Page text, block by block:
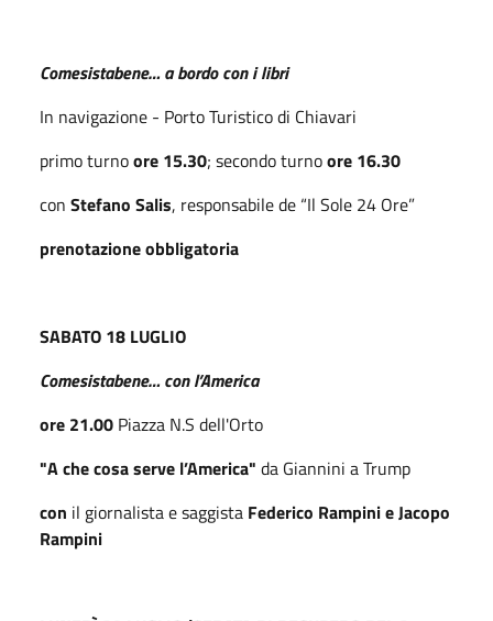
Comesistabene… a bordo con i libri
In navigazione - Porto Turistico di Chiavari
primo turnoore 15.30; secondo turnoore 16.30
con Stefano Salis, responsabile de “Il Sole 24 Ore”
prenotazione obbligatoria
SABATO 18 LUGLIO
Comesistabene… con l’America
ore 21.00 Piazza N.S dell'Orto
"A che cosa serve l’America" da Giannini a Trump
con il giornalista e saggista Federico Rampini e Jacopo
Rampini